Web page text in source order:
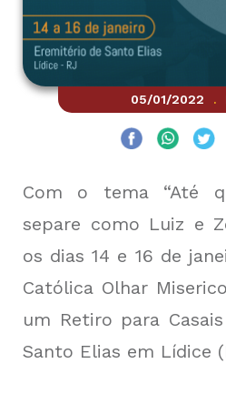
05/01/2022 .
Com o tema “Até
separe como Luiz e
os dias 14 e 16 de
Católica Olhar
um Retiro para
Santo Elias em Lídice